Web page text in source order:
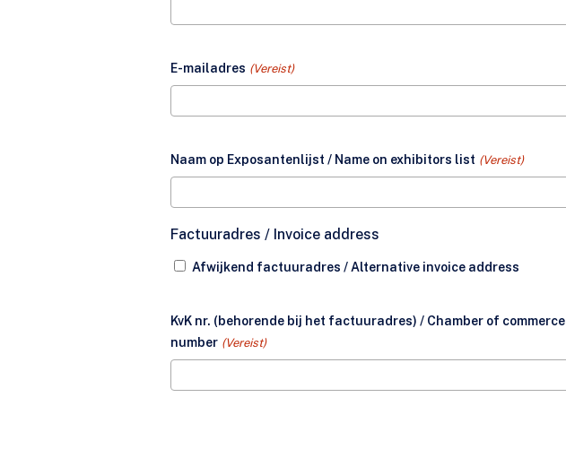
E-mailadres (Vereist)
Naam op Exposantenlijst / Name on exhibitors list (Vereist)
Factuuradres / Invoice address
Afwijkend factuuradres / Alternative invoice address
KvK nr. (behorende bij het factuuradres) / Chamber of commerce
number (Vereist)